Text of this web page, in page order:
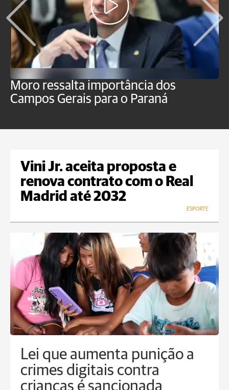
Moro ressalta importância dos
Campos Gerais para o Paraná
Vini Jr. aceita proposta e
renova contrato com o Real
Madrid até 2032
ESPORTE
Lei que aumenta punição a
crimes digitais contra
crianças é sancionada